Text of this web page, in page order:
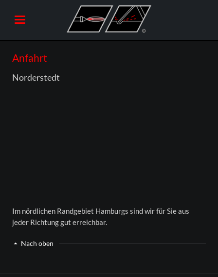
Anfahrt
Norderstedt
Im nördlichen Randgebiet Hamburgs sind wir für Sie aus
jeder Richtung gut erreichbar.
Nach oben